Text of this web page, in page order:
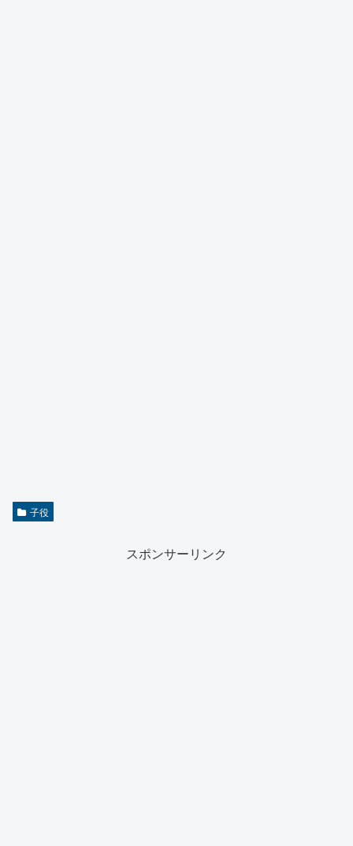
子役
スポンサーリンク